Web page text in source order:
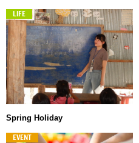
LIFE
Spring Holiday
EVENT